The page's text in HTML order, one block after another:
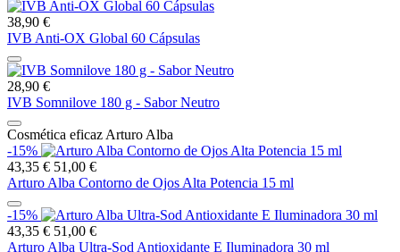
38,90 €
IVB Anti-OX Global 60 Cápsulas
28,90 €
IVB Somnilove 180 g - Sabor Neutro
Cosmética eficaz Arturo Alba
-15%
43,35 € 51,00 €
Arturo Alba Contorno de Ojos Alta Potencia 15 ml
-15%
43,35 € 51,00 €
Arturo Alba Ultra-Sod Antioxidante E Iluminadora 30 ml